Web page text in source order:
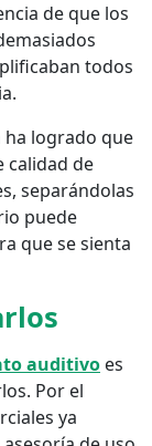
de que los
todos
ha logrado que
calidad de
separándolas
puede
que se sienta
auditivo es
Por el
ya